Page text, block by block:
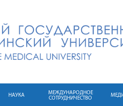
НАУКА
МЕЖДУНАРОДНОЕ
СОТРУДНИЧЕСТВО